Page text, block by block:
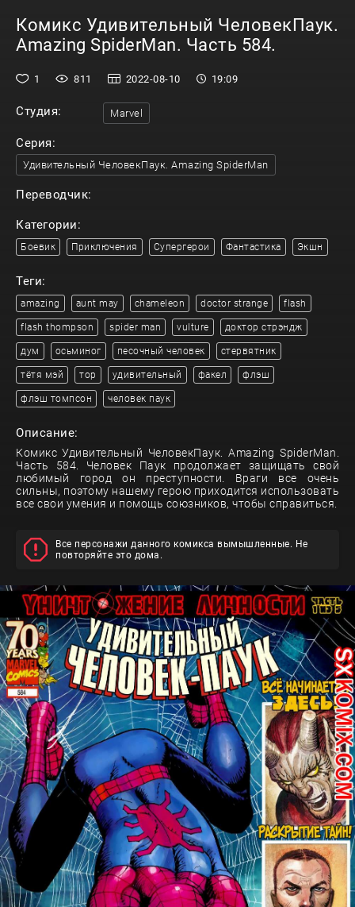
Комикс Удивительный ЧеловекПаук.
Amazing SpiderMan. Часть 584.
1 811 2022-08-10 19:09
Студия: Marvel
Серия:
Удивительный ЧеловекПаук. Amazing SpiderMan
Переводчик:
Категории:
Боевик Приключения Супергерои Фантастика Экшн
Теги:
amazing aunt may chameleon doctor strange flash
flash thompson spider man vulture доктор стрэндж
дум осьминог песочный человек стервятник
тётя мэй тор удивительный факел флэш
флэш томпсон человек паук
Описание:
Комикс Удивительный ЧеловекПаук. Amazing SpiderMan.
Часть 584. Человек Паук продолжает защищать свой
любимый город он преступности. Враги все очень
сильны, поэтому нашему герою приходится использовать
все свои умения и помощь союзников, чтобы справиться.
Все персонажи данного комикса вымышленные. Не
повторяйте это дома.